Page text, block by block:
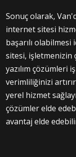
Sonuç olarak,
internet sitesi
başarılı
sitesi, işletmenizin
yazılım çözümleri
verimliliğinizi
yerel hizmet
çözümler elde
avantaj elde